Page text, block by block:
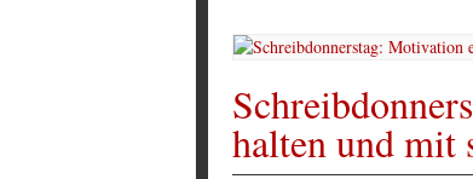
halten und mit